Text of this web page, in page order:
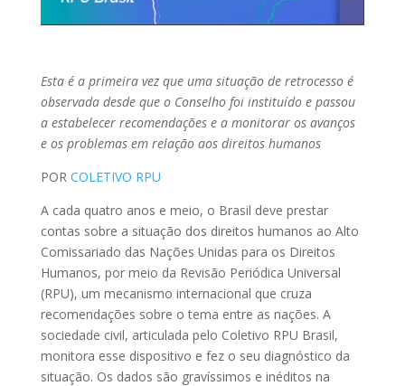
Esta é a primeira vez que uma situação de retrocesso é
observada desde que o Conselho foi instituído e passou
a estabelecer recomendações e a monitorar os avanços
e os problemas em relação aos direitos humanos
POR COLETIVO RPU
A cada quatro anos e meio, o Brasil deve prestar
contas sobre a situação dos direitos humanos ao Alto
Comissariado das Nações Unidas para os Direitos
Humanos, por meio da Revisão Periódica Universal
(RPU), um mecanismo internacional que cruza
recomendações sobre o tema entre as nações. A
sociedade civil, articulada pelo Coletivo RPU Brasil,
monitora esse dispositivo e fez o seu diagnóstico da
situação. Os dados são gravíssimos e inéditos na